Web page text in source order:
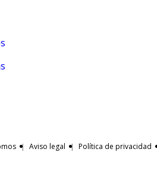
Aviso legal Política de privacidad